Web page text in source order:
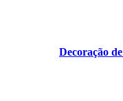
Decoração